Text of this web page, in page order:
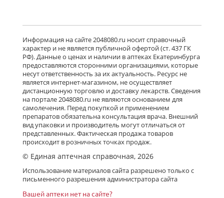
Информация на сайте 2048080.ru носит справочный
характер и не является публичной офертой (ст. 437 ГК
РФ). Данные о ценах и наличии в аптеках Екатеринбурга
предоставляются сторонними организациями, которые
несут ответственность за их актуальность. Ресурс не
является интернет-магазином, не осуществляет
дистанционную торговлю и доставку лекарств. Сведения
на портале 2048080.ru не являются основанием для
самолечения. Перед покупкой и применением
препаратов обязательна консультация врача. Внешний
вид упаковки и производитель могут отличаться от
представленных. Фактическая продажа товаров
происходит в розничных точках продаж.
© Единая аптечная справочная, 2026
Использование материалов сайта разрешено только с
письменного разрешения администратора сайта
Вашей аптеки нет на сайте?